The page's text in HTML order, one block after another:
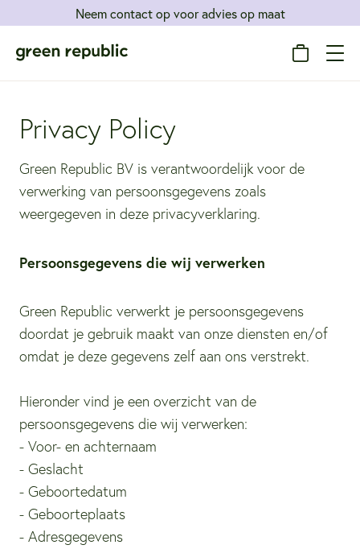
Neem contact op voor advies op maat
Privacy Policy
Green Republic BV is verantwoordelijk voor de
verwerking van persoonsgegevens zoals
weergegeven in deze privacyverklaring.
Persoonsgegevens die wij verwerken
Green Republic verwerkt je persoonsgegevens
doordat je gebruik maakt van onze diensten en/of
omdat je deze gegevens zelf aan ons verstrekt.
Hieronder vind je een overzicht van de
persoonsgegevens die wij verwerken:
- Voor- en achternaam
- Geslacht
- Geboortedatum
- Geboorteplaats
- Adresgegevens